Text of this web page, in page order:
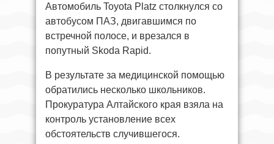
Автомобиль Toyota Platz столкнулся со
автобусом ПАЗ, двигавшимся по
встречной полосе, и врезался в
попутный Skoda Rapid.
В результате за медицинской помощью
обратились несколько школьников.
Прокуратура Алтайского края взяла на
контроль установление всех
обстоятельств случившегося.